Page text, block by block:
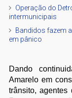
Operação do
intermunicipais
Bandidos fazem
em pânico
Dando
Amarelo em
trânsito, agentes